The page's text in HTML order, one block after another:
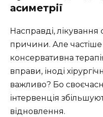
асиметрії
Насправді,
причини. Але частіше
консервативна
вправи, іноді
важливо? Бо
інтервенція
відновлення.